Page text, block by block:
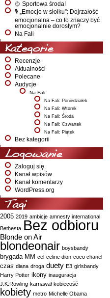
🥎 Sportowa środa!
🎙️ „Emocje w słoiku”: Dojrzałość
emocjonalna – co to znaczy być
emocjonalnie dorosłym?
Na Fali
Kategorie
Recenzje
Aktualności
Polecane
Audycje
Na Fali
Na Fali: Poniedziałek
Na Fali: Wtorek
Na Fali: Środa
Na Fali: Czwartek
Na Fali: Piątek
Bez kategorii
Logowanie
Zaloguj się
Kanał wpisów
Kanał komentarzy
WordPress.org
Tagi
2005 2019 ambicje amnesty international
Bethesta Bez odbioru
Blonde on Air
blondeonair boysbandy
brygada MM cel celine dion coco chanel
czas diana droga duety E3 girlsbandy
Harry Potter ikony inauguracja
J.K.Rowling karnawał kobiecość
kobiety metro Michelle Obama